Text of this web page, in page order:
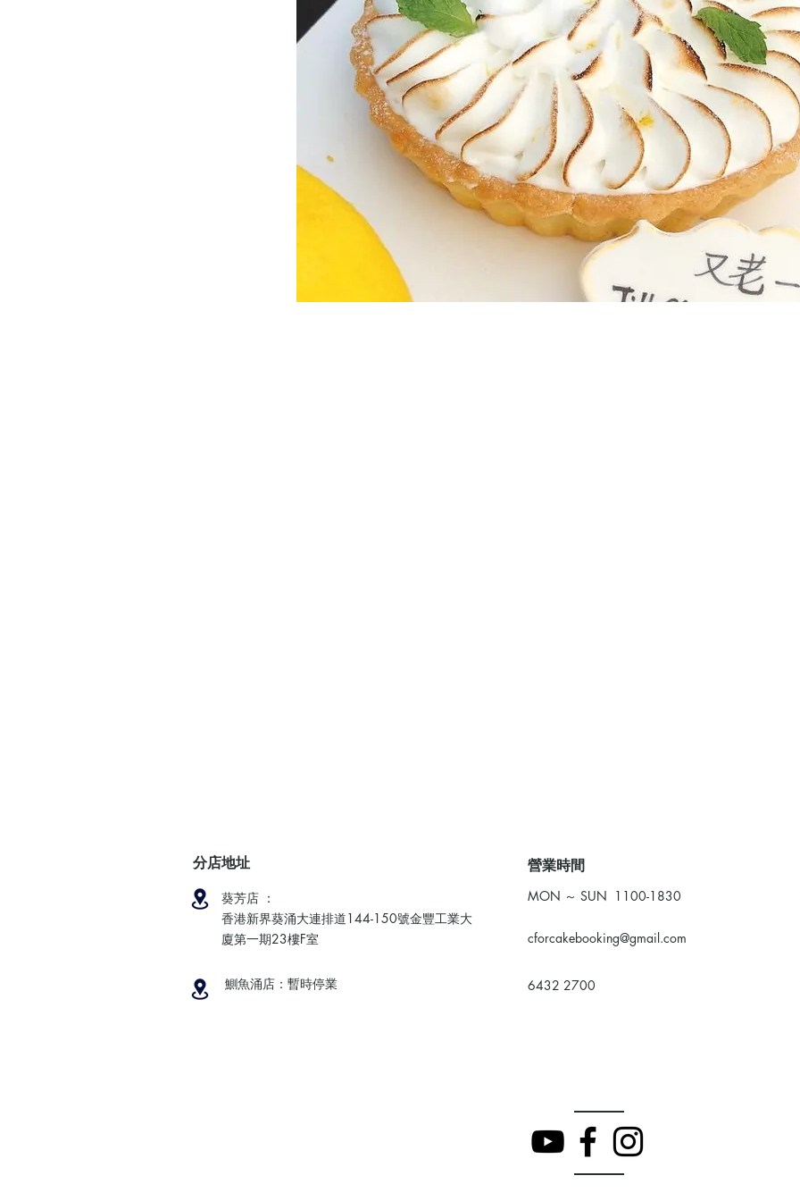
分店地址
葵芳店 ：
香港新界葵涌大連排道144-150號金豐工業大
廈第一期23樓F室
鰂魚涌店：暫時停業
​營業時間
MON ～ SUN 1100-1830
cforcakebooking@gmail.com
6432 2700